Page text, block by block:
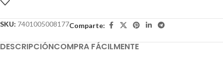
SKU: 7401005008177Comparte:
DESCRIPCIÓNCOMPRA FÁCILMENTE